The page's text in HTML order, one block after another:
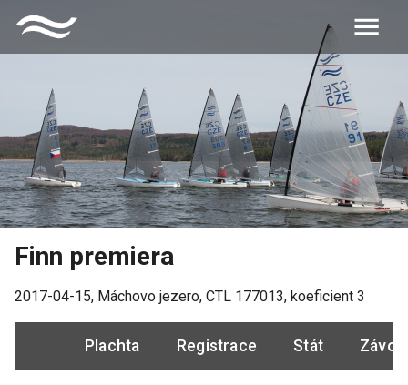
Finn premiera
2017-04-15, Máchovo jezero, CTL 177013, koeficient 3
Plachta Registrace Stát